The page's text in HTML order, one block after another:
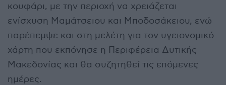
κουφάρι, με την περιοχή να χρειάζεται
ενίσχυση Μαμάτσειου και Μποδοσάκειου, ενώ
παρέπεμψε και στη μελέτη για τον υγειονομικό
χάρτη που εκπόνησε η Περιφέρεια Δυτικής
Μακεδονίας και θα συζητηθεί τις επόμενες
ημέρες.